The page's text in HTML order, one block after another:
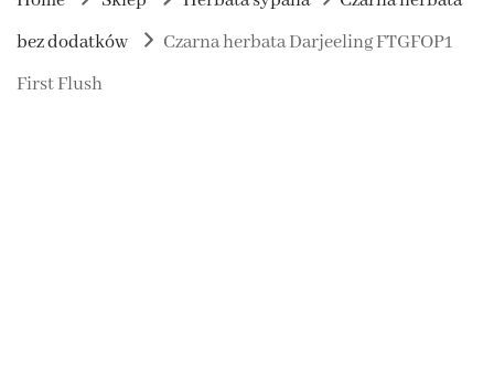
bez dodatków
Czarna herbata Darjeeling FTGFOP1
First Flush